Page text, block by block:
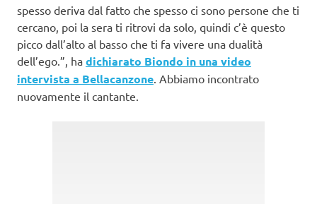
spesso deriva dal fatto che spesso ci sono persone che ti
cercano, poi la sera ti ritrovi da solo, quindi c’è questo
picco dall’alto al basso che ti fa vivere una dualità
dell’ego.”, ha dichiarato Biondo in una video
intervista a Bellacanzone . Abbiamo incontrato
nuovamente il cantante.